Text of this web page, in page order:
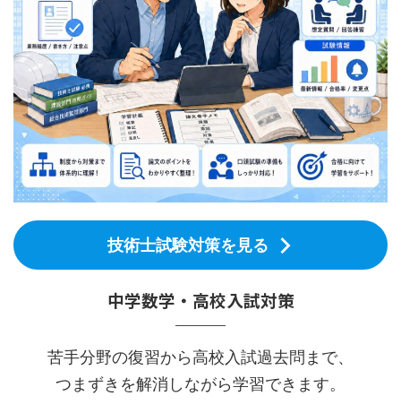
技術士試験対策を見る
中学数学・高校入試対策
苦手分野の復習から高校入試過去問まで、
つまずきを解消しながら学習できます。